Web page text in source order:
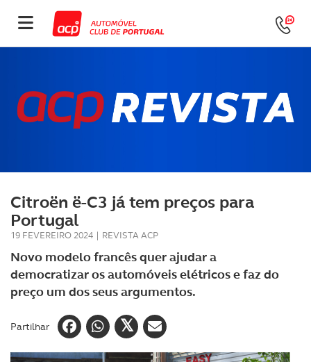
Citroën ë-C3 já tem preços para
Portugal
19 FEVEREIRO 2024 | REVISTA ACP
Novo modelo francês quer ajudar a
democratizar os automóveis elétricos e faz do
preço um dos seus argumentos.
Partilhar